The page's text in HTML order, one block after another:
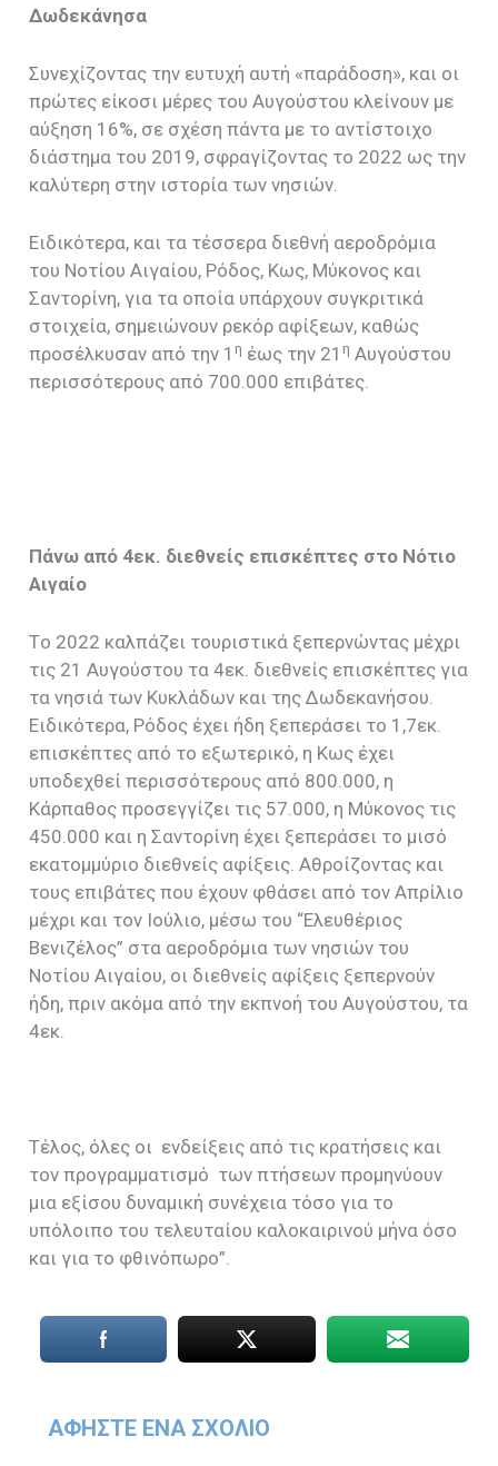
Δωδεκάνησα
Συνεχίζοντας την ευτυχή αυτή «παράδοση», και οι
πρώτες είκοσι μέρες του Αυγούστου κλείνουν με
αύξηση 16%, σε σχέση πάντα με το αντίστοιχο
διάστημα του 2019, σφραγίζοντας το 2022 ως την
καλύτερη στην ιστορία των νησιών.
Ειδικότερα, και τα τέσσερα διεθνή αεροδρόμια
του Νοτίου Αιγαίου, Ρόδος, Κως, Μύκονος και
Σαντορίνη, για τα οποία υπάρχουν συγκριτικά
στοιχεία, σημειώνουν ρεκόρ αφίξεων, καθώς
προσέλκυσαν από την 1 η έως την 21 η Αυγούστου
περισσότερους από 700.000 επιβάτες.
Πάνω από 4εκ. διεθνείς επισκέπτες στο Νότιο
Αιγαίο
Tο 2022 καλπάζει τουριστικά ξεπερνώντας μέχρι
τις 21 Αυγούστου τα 4εκ. διεθνείς επισκέπτες για
τα νησιά των Κυκλάδων και της Δωδεκανήσου.
Ειδικότερα, Ρόδος έχει ήδη ξεπεράσει το 1,7εκ.
επισκέπτες από το εξωτερικό, η Κως έχει
υποδεχθεί περισσότερους από 800.000, η
Κάρπαθος προσεγγίζει τις 57.000, η Μύκονος τις
450.000 και η Σαντορίνη έχει ξεπεράσει το μισό
εκατομμύριο διεθνείς αφίξεις. Αθροίζοντας και
τους επιβάτες που έχουν φθάσει από τον Απρίλιο
μέχρι και τον Ιούλιο, μέσω του “Ελευθέριος
Βενιζέλος” στα αεροδρόμια των νησιών του
Νοτίου Αιγαίου, οι διεθνείς αφίξεις ξεπερνούν
ήδη, πριν ακόμα από την εκπνοή του Αυγούστου, τα
4εκ.
Τέλος, όλες οι ενδείξεις από τις κρατήσεις και
τον προγραμματισμό των πτήσεων προμηνύουν
μια εξίσου δυναμική συνέχεια τόσο για το
υπόλοιπο του τελευταίου καλοκαιρινού μήνα όσο
και για το φθινόπωρο”.
ΑΦΉΣΤΕ ΈΝΑ ΣΧΌΛΙΟ